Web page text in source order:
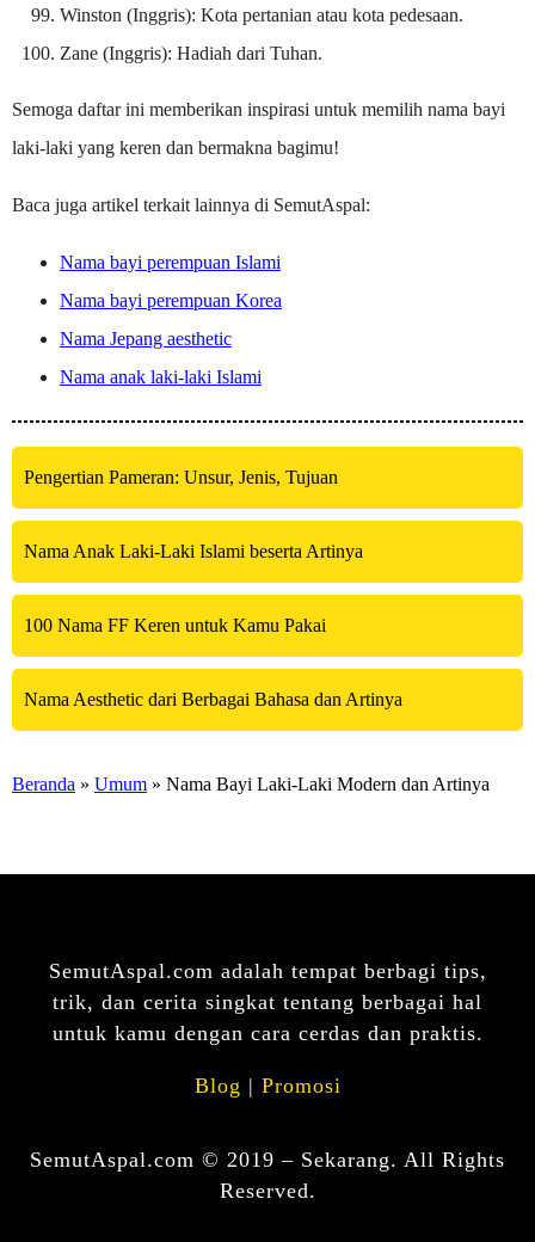
Winston (Inggris): Kota pertanian atau kota pedesaan.
Zane (Inggris): Hadiah dari Tuhan.
Semoga daftar ini memberikan inspirasi untuk memilih nama bayi
laki-laki yang keren dan bermakna bagimu!
Baca juga artikel terkait lainnya di SemutAspal:
Nama bayi perempuan Islami
Nama bayi perempuan Korea
Nama Jepang aesthetic
Nama anak laki-laki Islami
Pengertian Pameran: Unsur, Jenis, Tujuan
Nama Anak Laki-Laki Islami beserta Artinya
100 Nama FF Keren untuk Kamu Pakai
Nama Aesthetic dari Berbagai Bahasa dan Artinya
Beranda » Umum » Nama Bayi Laki-Laki Modern dan Artinya
SemutAspal.com adalah tempat berbagi tips,
trik, dan cerita singkat tentang berbagai hal
untuk kamu dengan cara cerdas dan praktis.
Blog | Promosi
SemutAspal.com © 2019 – Sekarang. All Rights
Reserved.